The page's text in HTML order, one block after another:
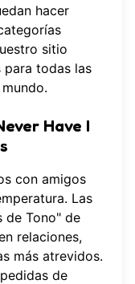
hacer
sitio
para todas las
Have I
con amigos
Las
de Tono" de
relaciones,
más atrevidos.
de